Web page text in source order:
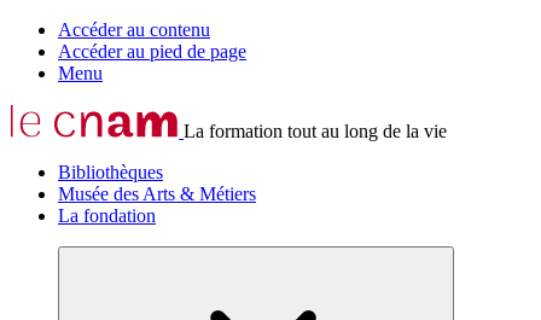
Accéder au contenu
Accéder au pied de page
Menu
La formation tout au long de la vie
Bibliothèques
Musée des Arts & Métiers
La fondation